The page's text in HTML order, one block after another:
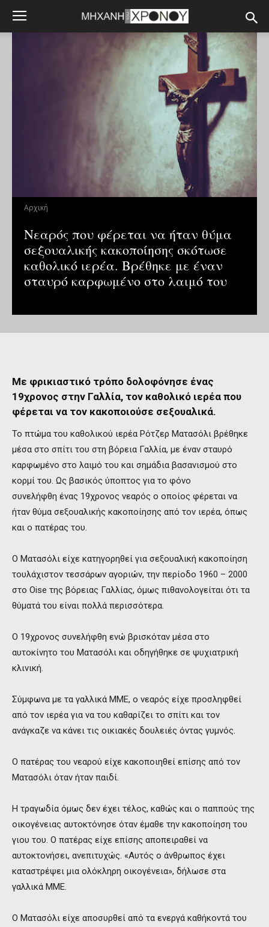
Αρχική
Νεαρός που φέρεται να ήταν θύμα
σεξουαλικής κακοποίησης σκότωσε
καθολικό ιερέα. Βρέθηκε με έναν
σταυρό καρφωμένο στο λαιμό του
Με φρικιαστικό τρόπο δολοφόνησε ένας
19χρονος στην Γαλλία, τον καθολικό ιερέα που
φέρεται να τον κακοποιούσε σεξουαλικά.
Το πτώμα του καθολικού ιερέα Ρότζερ Ματασόλι βρέθηκε
μέσα στο σπίτι του στη βόρεια Γαλλία, με έναν σταυρό
καρφωμένο στο λαιμό του και σημάδια βασανισμού στο
κορμί του. Ως βασικός ύποπτος για το φόνο
συνελήφθη ένας 19χρονος νεαρός ο οποίος φέρεται να
ήταν θύμα σεξουαλικής κακοποίησης από τον ιερέα, όπως
και ο πατέρας του.
Ο Ματασόλι είχε κατηγορηθεί για σεξουαλική κακοποίηση
τουλάχιστον τεσσάρων αγοριών, την περίοδο 1960 – 2000
στο Oise της βόρειας Γαλλίας, όμως πιθανολογείται ότι τα
θύματά του είναι πολλά περισσότερα.
Ο 19χρονος συνελήφθη ενώ βρισκόταν μέσα στο
αυτοκίνητο του Ματασόλι και οδηγήθηκε σε ψυχιατρική
κλινική.
Σύμφωνα με τα γαλλικά ΜΜΕ, ο νεαρός είχε προσληφθεί
από τον ιερέα για να του καθαρίζει το σπίτι και τον
ανάγκαζε να κάνει τις οικιακές δουλειές όντας γυμνός.
Ο πατέρας του νεαρού είχε κακοποιηθεί επίσης από τον
Ματασόλι όταν ήταν παιδί.
Η τραγωδία όμως δεν έχει τέλος, καθώς και ο παππούς της
οικογένειας αυτοκτόνησε όταν έμαθε την κακοποίηση του
γιου του. Ο πατέρας είχε επίσης αποπειραθεί να
αυτοκτονήσει, ανεπιτυχώς. «Αυτός ο άνθρωπος έχει
καταστρέψει μια ολόκληρη οικογένεια», δήλωσε στα
γαλλικά ΜΜΕ.
Ο Ματασόλι είχε αποσυρθεί από τα ενεργά καθήκοντά του